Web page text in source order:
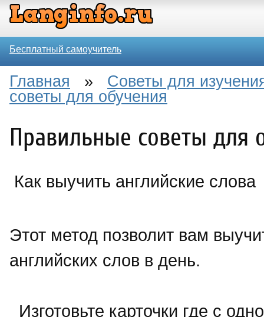
Бесплатный самоучитель
Главная » Советы для
советы для обучения
Правильные советы для
Как выучить английские слова
Этот метод позволит вам
английских слов в день.
Изготовьте карточки где с